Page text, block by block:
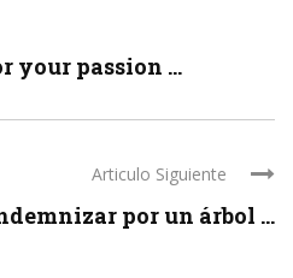
your passion ...
Articulo Siguiente
por un árbol ...